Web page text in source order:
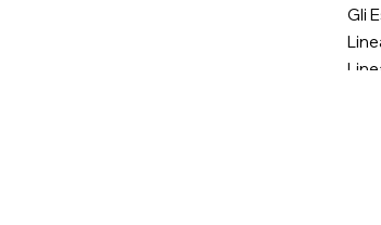
Gli